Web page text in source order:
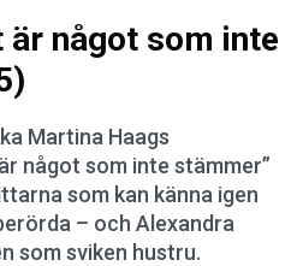
är något som inte
Martina Haags
något som inte stämmer”
som kan känna igen
– och Alexandra
som sviken hustru.